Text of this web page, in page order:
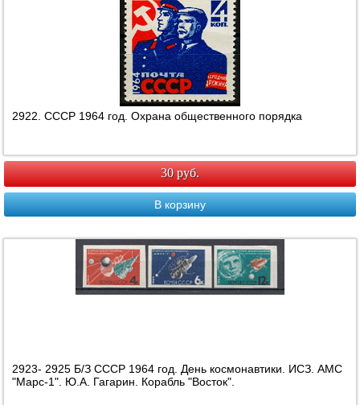
2922. СССР 1964 год. Охрана общественного порядка
30 руб.
В корзину
2923- 2925 Б/З СССР 1964 год. День космонавтики. ИСЗ. АМС
"Марс-1". Ю.А. Гагарин. Корабль "Восток".